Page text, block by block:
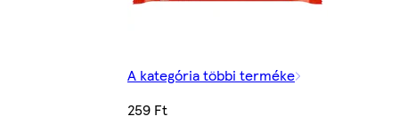
A kategória többi terméke
259 Ft